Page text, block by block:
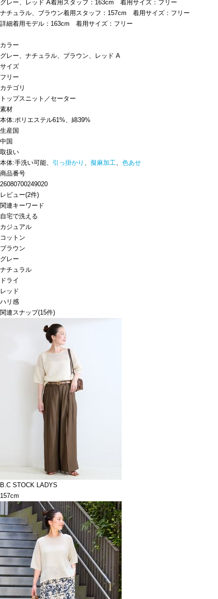
グレー、レッド A着用スタッフ：163cm 着用サイズ：フリー
ナチュラル、ブラウン着用スタッフ：157cm 着用サイズ：フリー
詳細着用モデル：163cm 着用サイズ：フリー
カラー
グレー、ナチュラル、ブラウン、レッド A
サイズ
フリー
カテゴリ
トップスニット／セーター
素材
本体:ポリエステル61%、綿39%
生産国
中国
取扱い
本体:手洗い可能、 引っ掛かり 、 擬麻加工、 色あせ
商品番号
26080700249020
レビュー(2件)
関連キーワード
自宅で洗える
カジュアル
コットン
ブラウン
グレー
ナチュラル
ドライ
レッド
ハリ感
関連スナップ(15件)
B.C STOCK LADYS
157cm